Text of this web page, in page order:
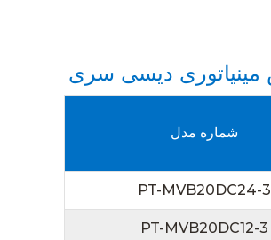
شماره مدل
PT-MVB20DC24-3
PT-MVB20DC12-3